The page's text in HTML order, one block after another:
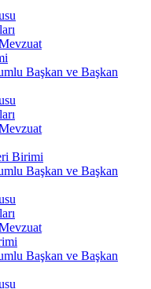
Başkan ve Başkan
Birimi
Başkan ve Başkan
Başkan ve Başkan